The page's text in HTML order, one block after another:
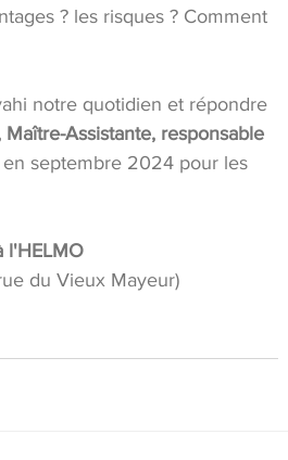
? les risques ? Comment
notre quotidien et répondre
Assistante, responsable
septembre 2024 pour les
l'HELMO
du Vieux Mayeur)